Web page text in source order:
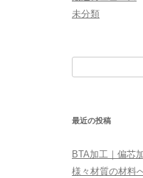
未分類
最近の投稿
BTA加工｜偏芯
様々材質の材料